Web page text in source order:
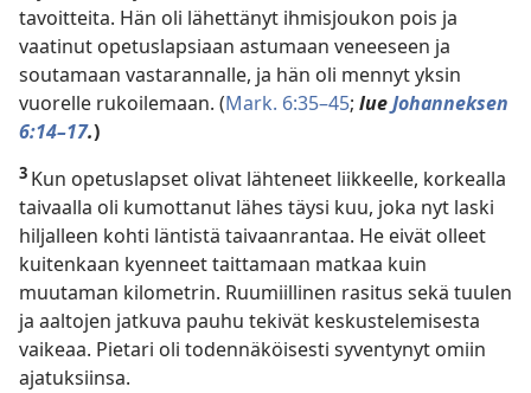
tavoitteita. Hän oli lähettänyt ihmisjoukon pois ja
vaatinut opetuslapsiaan astumaan veneeseen ja
soutamaan vastarannalle, ja hän oli mennyt yksin
vuorelle rukoilemaan. (Mark. 6:35–45; lueJohanneksen
6:14–17.)
3 Kun opetuslapset olivat lähteneet liikkeelle, korkealla
taivaalla oli kumottanut lähes täysi kuu, joka nyt laski
hiljalleen kohti läntistä taivaanrantaa. He eivät olleet
kuitenkaan kyenneet taittamaan matkaa kuin
muutaman kilometrin. Ruumiillinen rasitus sekä tuulen
ja aaltojen jatkuva pauhu tekivät keskustelemisesta
vaikeaa. Pietari oli todennäköisesti syventynyt omiin
ajatuksiinsa.